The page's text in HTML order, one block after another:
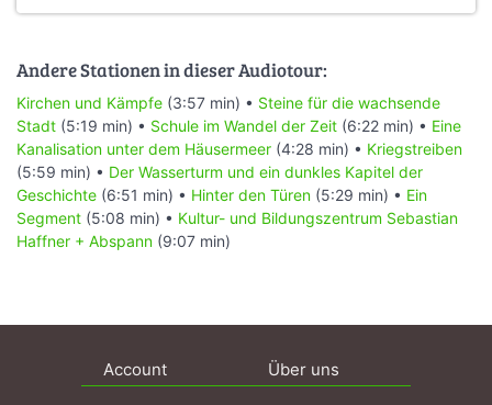
Andere Stationen in dieser Audiotour:
Kirchen und Kämpfe (3:57 min) • Steine für die wachsende
Stadt (5:19 min) • Schule im Wandel der Zeit (6:22 min) • Eine
Kanalisation unter dem Häusermeer (4:28 min) • Kriegstreiben
(5:59 min) • Der Wasserturm und ein dunkles Kapitel der
Geschichte (6:51 min) • Hinter den Türen (5:29 min) • Ein
Segment (5:08 min) • Kultur- und Bildungszentrum Sebastian
Haffner + Abspann (9:07 min)
Account Über uns